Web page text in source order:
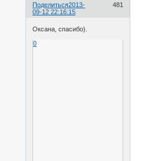
Поделиться 481
2013-
09-12 22:16:15
Оксана, спасибо).
0